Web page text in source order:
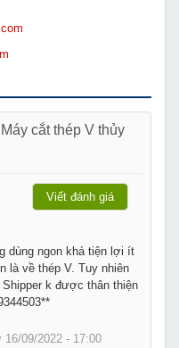
cắt thép V thủy
Viết đánh giá
dùng ngon khá tiện lợi ít
là về thép V. Tuy nhiên
k được thân thiện
16/09/2022 - 17:00